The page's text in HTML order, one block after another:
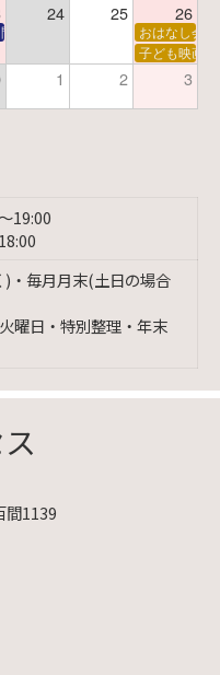
24 25 26
ック
特別映画会「調査屋マオさんの恋
おはなし会
子ども映画会
1 2 3
19:00
・毎月月末(土日の場合
曜日・特別整理・年末
間1139